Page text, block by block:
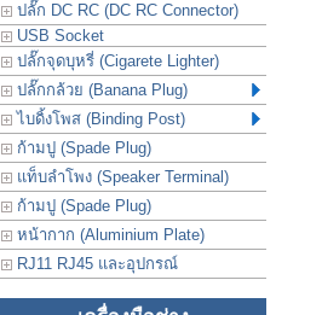
ปลั๊ก DC RC (DC RC Connector)
USB Socket
ปลั๊กจุดบุหรี่ (Cigarete Lighter)
ปลั๊กกล้วย (Banana Plug)
ไบดิ้งโพส (Binding Post)
ก้ามปู (Spade Plug)
แท็บลำโพง (Speaker Terminal)
ก้ามปู (Spade Plug)
หน้ากาก (Aluminium Plate)
RJ11 RJ45 และอุปกรณ์